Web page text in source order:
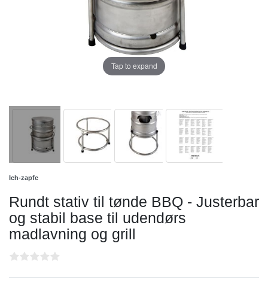
Tap to expand
Ich-zapfe
Rundt stativ til tønde BBQ - Justerbar
og stabil base til udendørs
madlavning og grill